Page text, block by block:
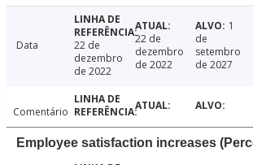
Data
22 de
dezembro
de 2022
22 de
dezembro
de 2022
1
de
setembro
de 2027
Comentário
Employee satisfaction increases